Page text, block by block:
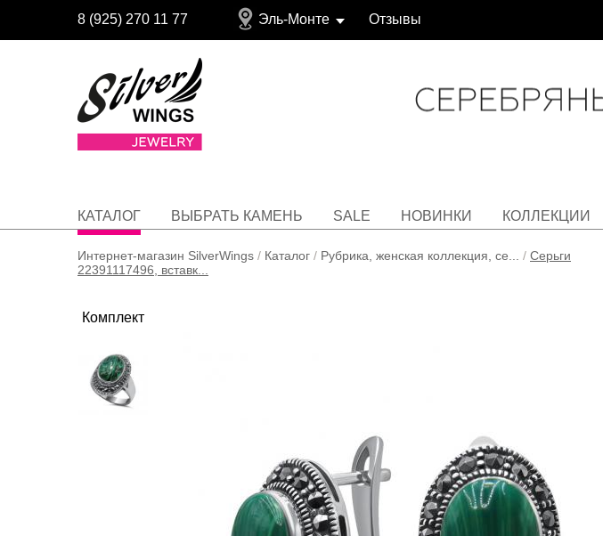
8 (925) 270 11 77 Эль-Монте Отзывы
КАТАЛОГ ВЫБРАТЬ КАМЕНЬ SALE НОВИНКИ КОЛЛЕКЦИИ
Интернет-магазин SilverWings / Каталог / Рубрика, женская коллекция, се... / Серьги
22391117496, вставк...
Комплект